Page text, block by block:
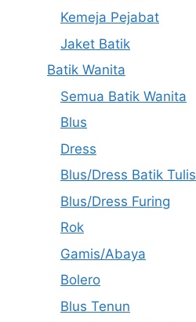
Kemeja Pejabat
Jaket Batik
Batik Wanita
Semua Batik Wanita
Blus
Dress
Blus/Dress Batik Tulis
Blus/Dress Furing
Rok
Gamis/Abaya
Bolero
Blus Tenun